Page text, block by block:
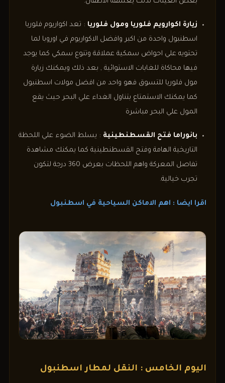
زيارة اكوارويم فلوريا ومول فلوريا : تعد اكواريوم فلوريا
اسطنبول واحدة من اكبر وافضل الاكواريوم في اوروبا لما
تحتويه علي احواض سمكية عملاقة وتنوع سمكي كما يوجد
فيها محاكاة للغابات الاستوائية , بعد ذلك ويمكنك زيارة
مول فلوريا للتسوق فهو واحد من افضل مولات اسطنبول
كما يمكنك الاستمتاع بتناول الغداء علي البحر حيث يقع
المول علي البحر مباشرة
بانوراما فتح القسطنطينية : يسلط الضوء علي اللحظة
التاريخية الهامة وفتح القسطنطينية كما يمكنك مشاهدة
تفاصل المعركة واهم اللحظات بعرض 360 درجة لتكون
تجرب خيالية.
اقرا ايضا : اهم الاماكن السياحية في اسطنبول
اليوم الخامس : النقل لمطار اسطنبول